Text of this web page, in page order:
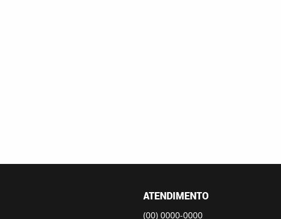
ATENDIMENTO
(00) 0000-0000